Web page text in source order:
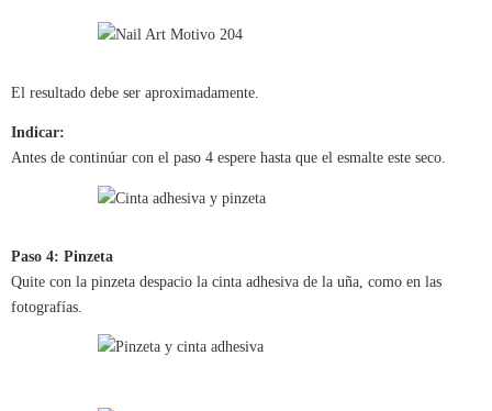
El resultado debe ser aproximadamente.
Indicar:
Antes de continúar con el paso 4 espere hasta que el esmalte este seco.
Paso 4: Pinzeta
Quite con la pinzeta despacio la cinta adhesiva de la uña, como en las
fotografías.